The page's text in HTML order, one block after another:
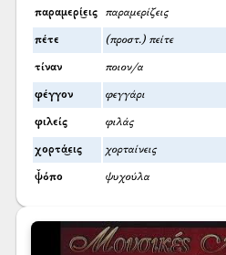
παραμερί͜εις παραμερίζεις
πέτε (προστ.) πείτε
τίναν ποιον/α
φέγγον φεγγάρι
φιλείς φιλάς
χορτά͜εις χορταίνεις
ψ̌όπο ψυχούλα